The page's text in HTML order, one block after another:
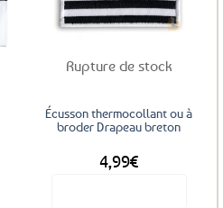
aux
favoris
Rupture de stock
Écusson thermocollant ou à
broder Drapeau breton
4,99€